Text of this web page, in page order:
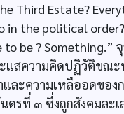
Third Estate?
in the political
to be ? Something.”
แสความคิดปฏิวัติขณะ
และความเหลืออดขอ
รที่ ๓ ซึ่งถูกสังคมละเ